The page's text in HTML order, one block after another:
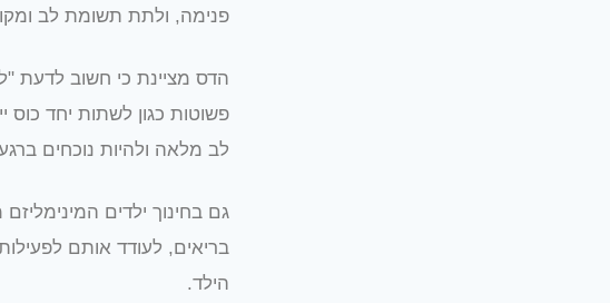
פנימה, ולתת תשומת לב
הדס מציינת כי חשוב לדעת
פשוטות כגון לשתות יחד
לב מלאה ולהיות נוכחים
גם בחינוך ילדים
בריאים, לעודד אותם
הילד.